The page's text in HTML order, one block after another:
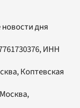
новости дня
ИНН
Коптевская
Москва,